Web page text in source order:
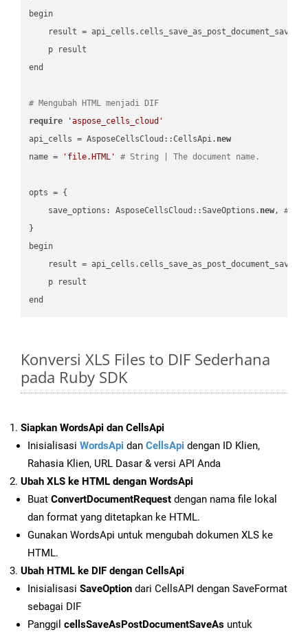
begin
result =
    p result
end
# Mengubah HTML menjadi DIF
require
'aspose_cells_cloud'
api_cells = AsposeCellsCloud::CellsApi. new
name =
'file.HTML' # String | The document name.
opts = {
    save_options: AsposeCellsCloud::SaveOptions.
new, #
}
begin
result =
    p result
Konversi XLS Files to DIF Sederhana
pada Ruby SDK
Siapkan WordsApi dan CellsApi
Inisialisasi WordsApi dan CellsApi dengan ID Klien,
Rahasia Klien, URL Dasar & versi API Anda
Ubah XLS ke HTML dengan WordsApi
Buat ConvertDocumentRequest dengan nama file lokal
dan format yang ditetapkan ke HTML.
Gunakan WordsApi untuk mengubah dokumen XLS ke
HTML.
Ubah HTML ke DIF dengan CellsApi
Inisialisasi SaveOption dari CellsAPI dengan SaveFormat
sebagai DIF
Panggil cellsSaveAsPostDocumentSaveAs untuk